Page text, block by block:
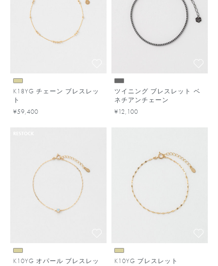
K18YG チェーン ブレスレッ
ト
¥59,400
ツイニング ブレスレット ベ
ネチアンチェーン
¥12,100
K10YG オパール ブレスレッ
K10YG ブレスレット